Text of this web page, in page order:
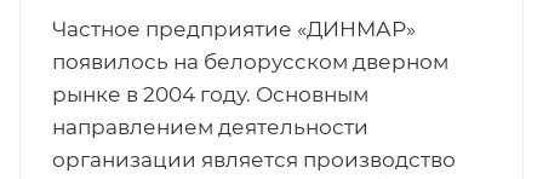
Частное предприятие «ДИНМАР»
появилось на белорусском дверном
рынке в 2004 году. Основным
направлением деятельности
организации является производство